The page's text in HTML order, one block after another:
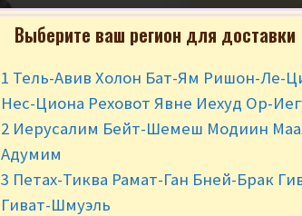
₪ 11.90
Нет в
Выберите ваш регион для доставки
1 Тель-Авив Холон Бат-Ям Ришон-Ле-
Нес-Циона Реховот Явне Иехуд Ор-
2 Иерусалим Бейт-Шемеш Модиин
Адумим
3 Петах-Тиква Рамат-Ган Бней-Брак
Гиват-Шмуэль